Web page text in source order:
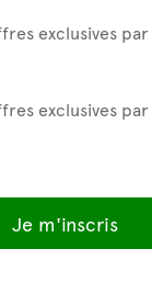
exclusives
exclusives par
Je m'inscris